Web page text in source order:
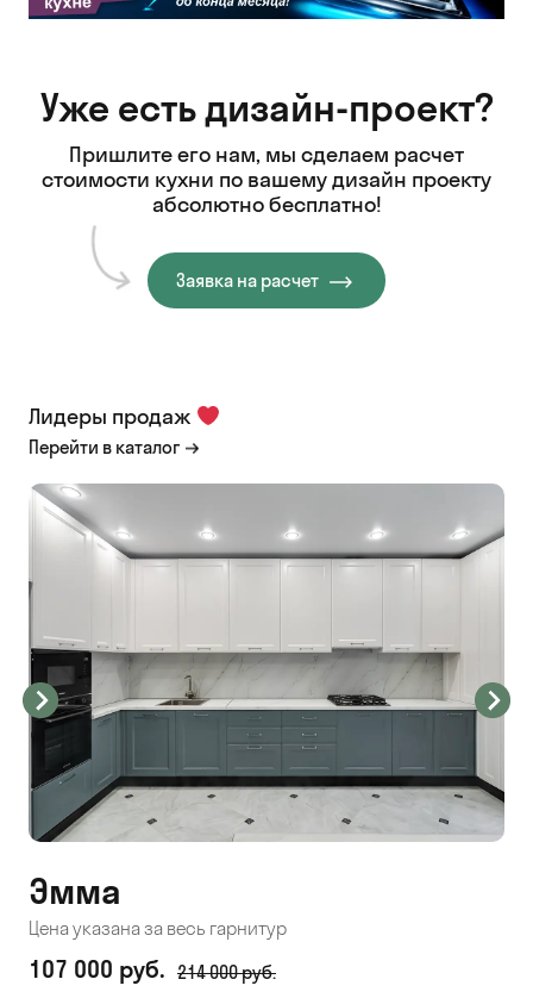
Уже есть дизайн-проект?
Пришлите его нам, мы сделаем расчет
стоимости кухни по вашему дизайн проекту
абсолютно бесплатно!
Заявка на расчет
Лидеры продаж
Перейти в каталог
Эмма
Цена указана за весь гарнитур
107 000 руб. 214 000 руб.